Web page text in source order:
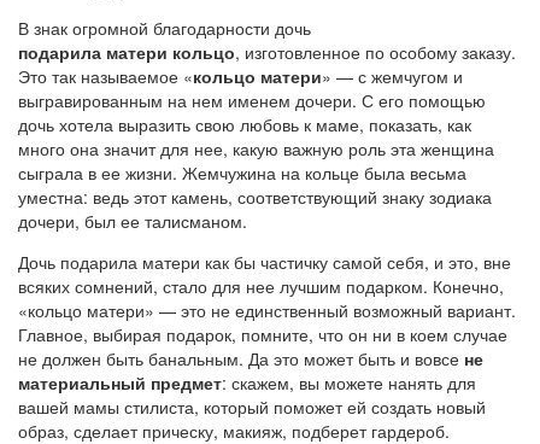
В знак огромной благодарности дочь
подарила матери кольцо, изготовленное по особому заказу.
Это так называемое «кольцо матери» — с жемчугом и
выгравированным на нем именем дочери. С его помощью
дочь хотела выразить свою любовь к маме, показать, как
много она значит для нее, какую важную роль эта женщина
сыграла в ее жизни. Жемчужина на кольце была весьма
уместна: ведь этот камень, соответствующий знаку зодиака
дочери, был ее талисманом.
Дочь подарила матери как бы частичку самой себя, и это, вне
всяких сомнений, стало для нее лучшим подарком. Конечно,
«кольцо матери» — это не единственный возможный вариант.
Главное, выбирая подарок, помните, что он ни в коем случае
не должен быть банальным. Да это может быть и вовсе не
материальный предмет: скажем, вы можете нанять для
вашей мамы стилиста, который поможет ей создать новый
образ, сделает прическу, макияж, подберет гардероб.